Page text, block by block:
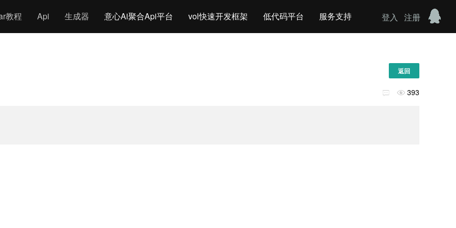
教程 Api 生成器 意心Ai聚合Api平台 vol快速开发框架 低代码平台 服务支持 登入 注册
返回
  393